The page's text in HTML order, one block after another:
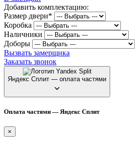
Добавить комплектацию:
Размер двери*
Коробка
Наличники
Доборы
Вызвать замерщика
Заказать звонок
Яндекс Сплит — оплата частями
Оплата частями — Яндекс Сплит
×